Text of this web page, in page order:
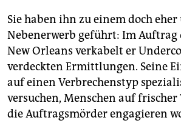
Sie haben ihn zu einem doch
Nebenerwerb geführt: Im Auftrag
New Orleans verkabelt er
verdeckten Ermittlungen. Seine
auf einen Verbrechenstyp
versuchen, Menschen auf frischer
die Auftragsmörder engagieren